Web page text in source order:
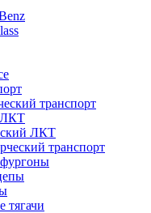
транспорт
ЛКТ
ЛКТ
транспорт
тягачи